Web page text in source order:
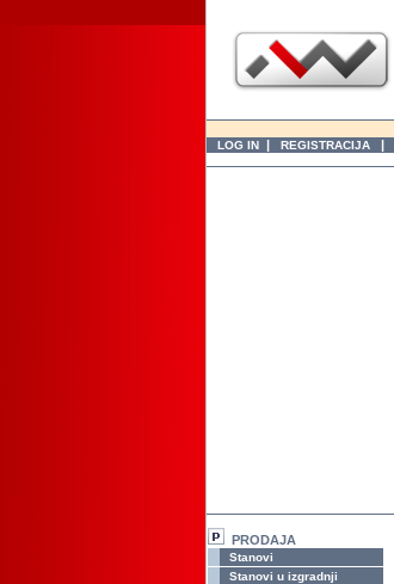
LOG IN | REGISTRACIJA |
PRODAJA
Stanovi
Stanovi u izgradnji